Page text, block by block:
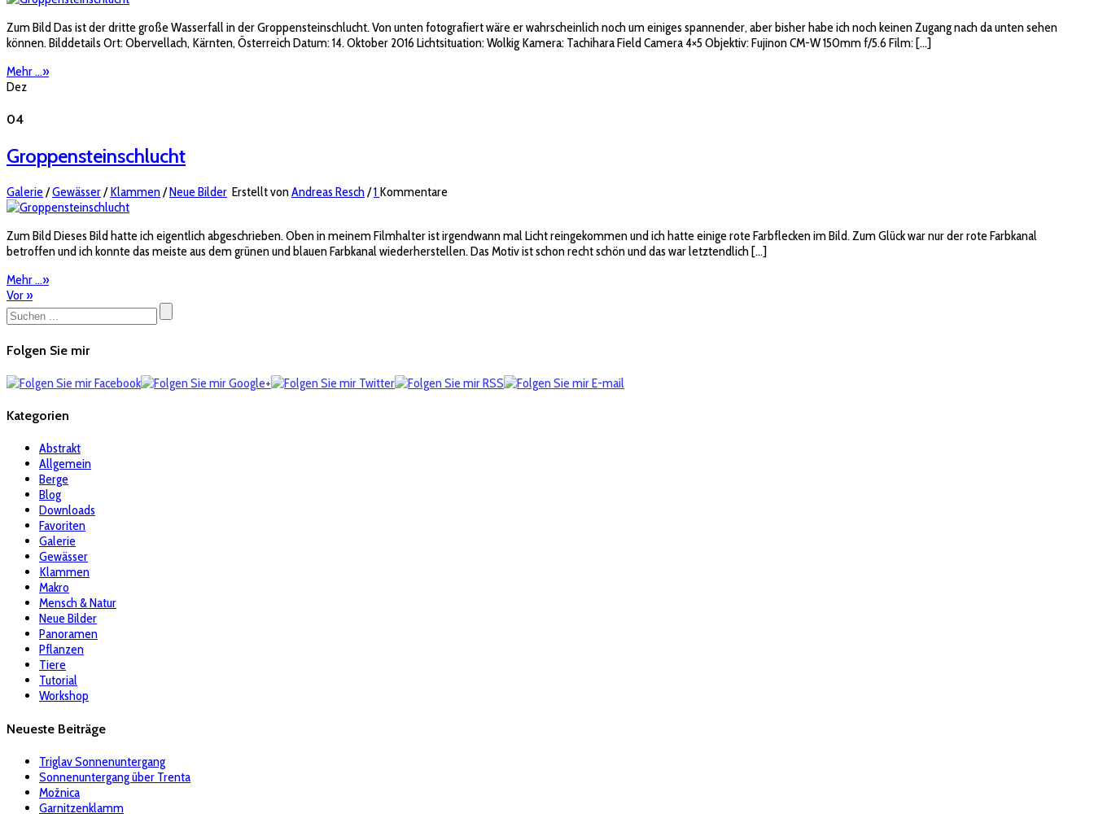
Zum Bild Das ist der dritte große Wasserfall in der Groppensteinschlucht. Von unten fotografiert wäre er wahrscheinlich noch um einiges spannender, aber bisher habe ich noch keinen Zugang nach da unten sehen
können. Bilddetails Ort: Obervellach, Kärnten, Österreich Datum: 14. Oktober 2016 Lichtsituation: Wolkig Kamera: Tachihara Field Camera 4×5 Objektiv: Fujinon CM-W 150mm f/5.6 Film: […]
Mehr ...»
Dez
04
Groppensteinschlucht
Galerie /Gewässer/Klammen/Neue Bilder Erstellt vonAndreas Resch/1 Kommentare
Zum Bild Dieses Bild hatte ich eigentlich abgeschrieben. Oben in meinem Filmhalter ist irgendwann mal Licht reingekommen und ich hatte einige rote Farbflecken im Bild. Zum Glück war nur der rote Farbkanal
betroffen und ich konnte das meiste aus dem grünen und blauen Farbkanal wiederherstellen. Das Motiv ist schon recht schön und das war letztendlich […]
Mehr ...»
Vor »
Folgen Sie mir
Kategorien
Abstrakt
Allgemein
Berge
Blog
Downloads
Favoriten
Galerie
Gewässer
Klammen
Makro
Mensch & Natur
Neue Bilder
Panoramen
Pflanzen
Tiere
Tutorial
Workshop
Neueste Beiträge
Triglav Sonnenuntergang
Sonnenuntergang über Trenta
Možnica
Garnitzenklamm